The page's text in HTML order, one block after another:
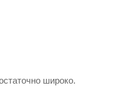
широко.